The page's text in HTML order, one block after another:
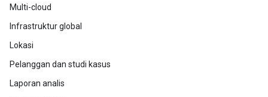
Multi-cloud
Infrastruktur global
Lokasi
Pelanggan dan studi kasus
Laporan analis